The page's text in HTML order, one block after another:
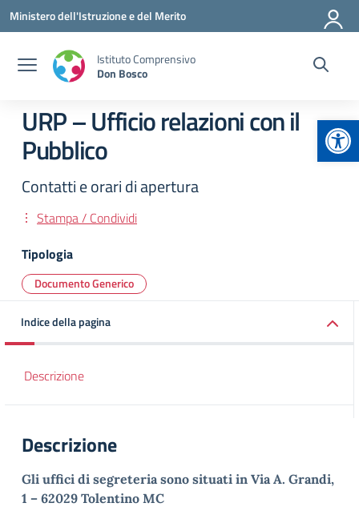
Vai ai contenuti
Vai al menu di navigazione
Vai al footer
Ministero dell'Istruzione e del Merito
Istituto Comprensivo
Don Bosco
URP – Ufficio relazioni con il
Pubblico
Contatti e orari di apertura
Stampa / Condividi
Tipologia
Documento Generico
Indice della pagina
Descrizione
Descrizione
Gli uffici di segreteria sono situati in Via A. Grandi,
1 – 62029 Tolentino MC